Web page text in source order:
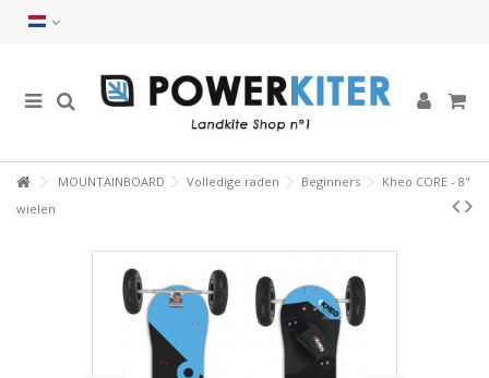
MOUNTAINBOARD Volledige raden Beginners
Kheo CORE - 8"
wielen